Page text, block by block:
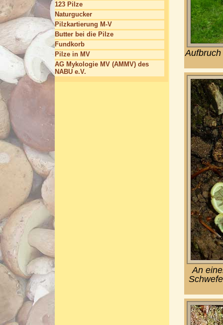
An
123 Pilze
Naturgucker
Pilzkartierung M-V
Butter bei die Pilze
Fundkorb
Pilze in MV
AG Mykologie MV (AMMV) des
NABU e.V.